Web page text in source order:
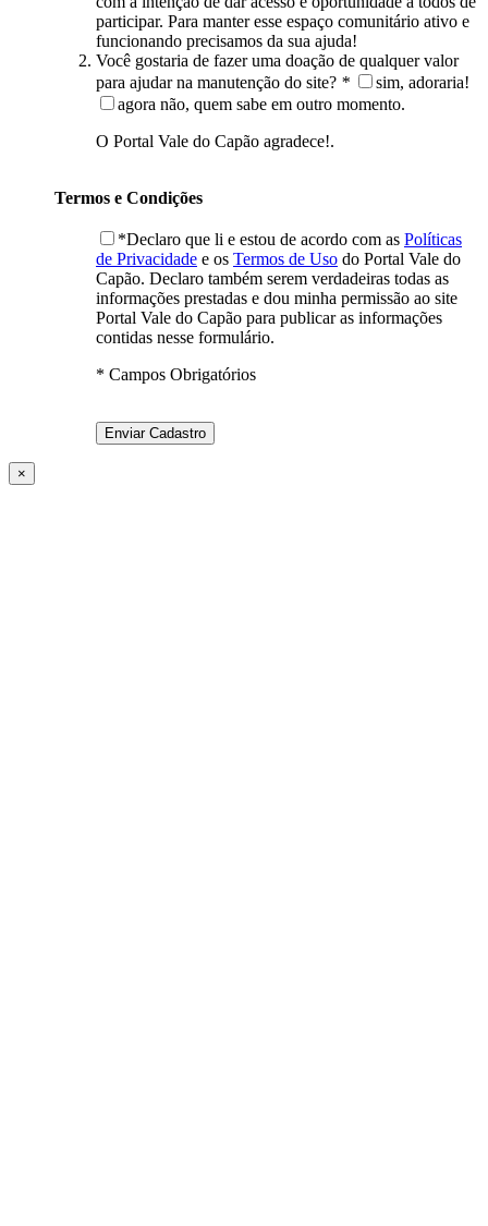
participar. Para manter esse espaço comunitário ativo e
funcionando precisamos da sua ajuda!
Você gostaria de fazer uma doação de qualquer valor
para ajudar na manutenção do site? *
sim, adoraria!
agora não, quem sabe em outro momento.
O Portal Vale do Capão agradece!.
Termos e Condições
*Declaro que li e estou de acordo com as Políticas
de Privacidade e os Termos de Uso do Portal Vale do
Capão. Declaro também serem verdadeiras todas as
informações prestadas e dou minha permissão ao site
Portal Vale do Capão para publicar as informações
contidas nesse formulário.
* Campos Obrigatórios
×